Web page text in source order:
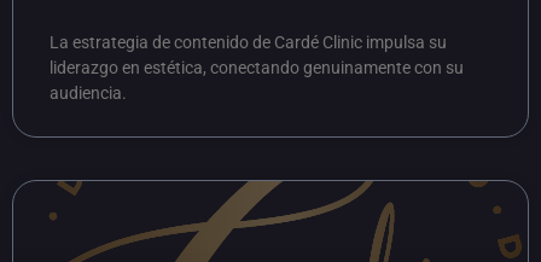
La estrategia de contenido de Cardé Clinic impulsa su
liderazgo en estética, conectando genuinamente con su
audiencia.